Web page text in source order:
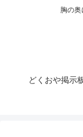
胸の
どくおや掲示